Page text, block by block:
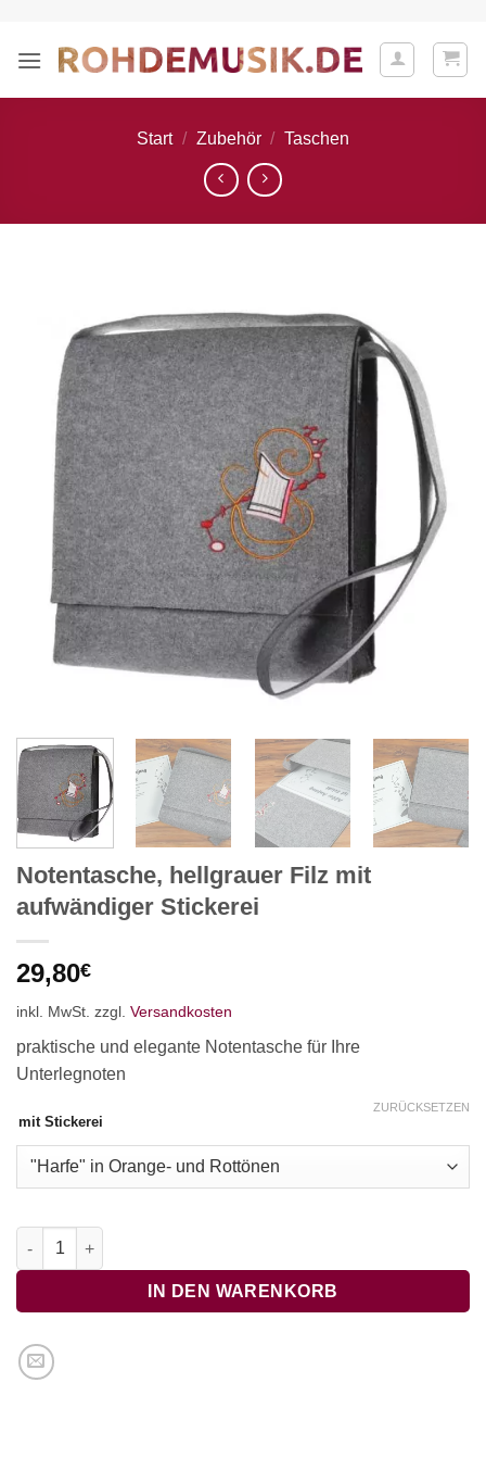
springen
Start / Zubehör / Taschen
Notentasche, hellgrauer Filz mit
aufwändiger Stickerei
29,80€
inkl. MwSt. zzgl. Versandkosten
praktische und elegante Notentasche für Ihre
Unterlegnoten
mit Stickerei
ZURÜCKSETZEN
Notentasche, hellgrauer Filz mit aufwändiger Stickerei Menge
IN DEN WARENKORB